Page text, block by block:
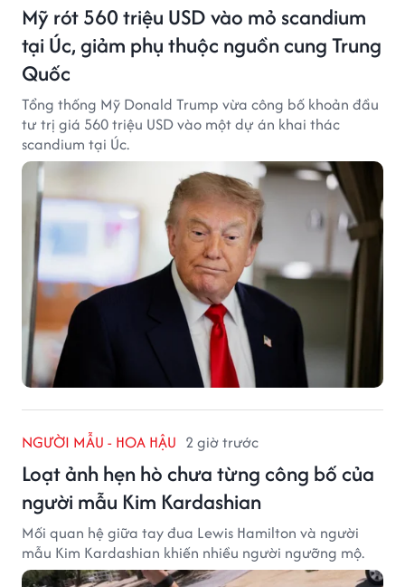
Mỹ rót 560 triệu USD vào mỏ scandium
tại Úc, giảm phụ thuộc nguồn cung Trung
Quốc
Tổng thống Mỹ Donald Trump vừa công bố khoản đầu
tư trị giá 560 triệu USD vào một dự án khai thác
scandium tại Úc.
NGƯỜI MẪU - HOA HẬU 2 giờ trước
Loạt ảnh hẹn hò chưa từng công bố của
người mẫu Kim Kardashian
Mối quan hệ giữa tay đua Lewis Hamilton và người
mẫu Kim Kardashian khiến nhiều người ngưỡng mộ.